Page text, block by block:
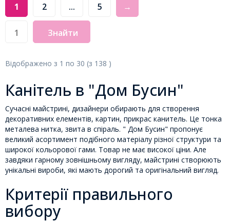
1 2 ... 5 →
Знайти
Відображено з 1 по 30 (з 138 )
Канітель в "Дом Бусин"
Сучасні майстрині, дизайнери обирають для створення
декоративних елементів, картин, прикрас канитель. Це тонка
металева нитка, звита в спіраль. " Дом Бусин" пропонує
великий асортимент подібного матеріалу різної структури та
широкої кольорової гами. Товар не має високої ціни. Але
завдяки гарному зовнішньому вигляду, майстрині створюють
унікальні вироби, які мають дорогий та оригінальний вигляд.
Критерії правильного
вибору